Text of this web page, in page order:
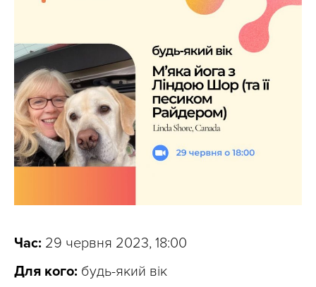
Час: 29 червня 2023, 18:00
Для кого: будь-який вік